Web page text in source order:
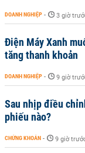
DOANH NGHIỆP - 3 giờ
Điện Máy Xanh
tăng thanh khoản
DOANH NGHIỆP - 9 giờ
Sau nhịp điều
phiếu nào?
CHỨNG KHOÁN - 9 giờ